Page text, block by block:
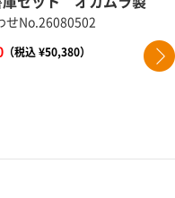
せNo.26080502
（税込 ¥50,380）